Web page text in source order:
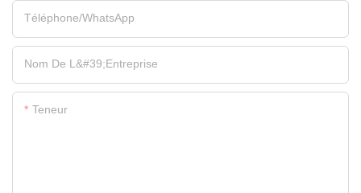
Téléphone/WhatsApp
Nom De L&#39;entreprise
Teneur